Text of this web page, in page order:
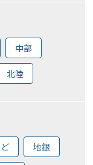
中部
北陸
地銀